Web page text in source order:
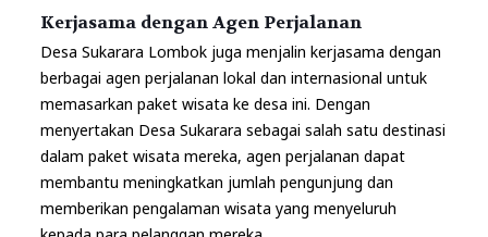
Kerjasama dengan Agen Perjalanan
Desa Sukarara Lombok juga menjalin kerjasama dengan
berbagai agen perjalanan lokal dan internasional untuk
memasarkan paket wisata ke desa ini. Dengan
menyertakan Desa Sukarara sebagai salah satu destinasi
dalam paket wisata mereka, agen perjalanan dapat
membantu meningkatkan jumlah pengunjung dan
memberikan pengalaman wisata yang menyeluruh